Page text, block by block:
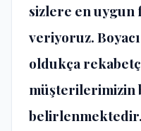
sizlere en
veriyoruz.
oldukça
müşterilerimizin